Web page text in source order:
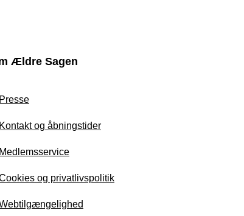
Ældre Sagen
Presse
Kontakt og åbningstider
Medlemsservice
og privatlivspolitik